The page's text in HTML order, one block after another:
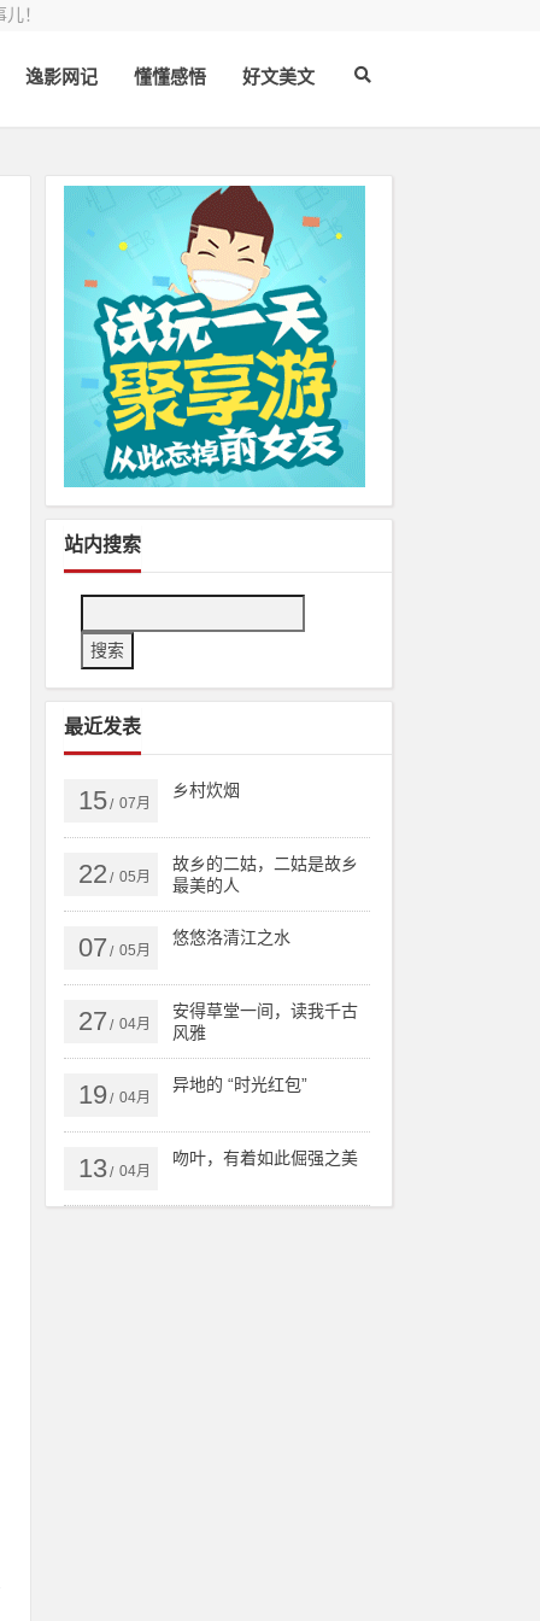
！
逸影网记 懂懂感悟 好文美文
站内搜索
最近发表
15/ 07月
乡村炊烟
22 / 05月
故乡的二姑，二姑是故乡
最美的人
07 / 05月
悠悠洛清江之水
27 / 04月
安得草堂一间，读我千古
风雅
19/ 04月
异地的 “时光红包”
13/ 04月
吻叶，有着如此倔强之美